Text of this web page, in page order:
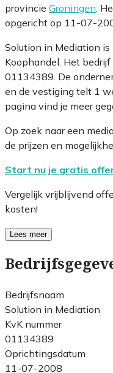
provincie Groningen .
opgericht op 11-07-
Solution in Mediation
Koophandel. Het
01134389. De
en de vestiging telt 1
pagina vind je meer
Op zoek naar een
de prijzen en
Start nu je gratis
Vergelijk vrijblijvend
kosten!
Lees meer
Bedrijfsnaam
Solution in Mediation
KvK nummer
01134389
Oprichtingsdatum
11-07-2008